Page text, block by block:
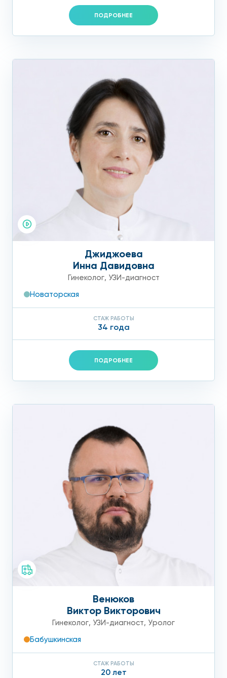
ПОДРОБНЕЕ
Джиджоева
Инна Давидовна
Гинеколог, УЗИ-диагност
Новаторская
СТАЖ РАБОТЫ
34 года
ПОДРОБНЕЕ
Венюков
Виктор Викторович
Гинеколог, УЗИ-диагност, Уролог
Бабушкинская
СТАЖ РАБОТЫ
20 лет